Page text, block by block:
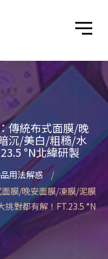
傳統布式面膜/晚
沉/美白/粗糙/水
°N北緯研製
用法解惑
膜/晚安面膜/凍膜/泥膜
對都有解！FT.23.5 °N